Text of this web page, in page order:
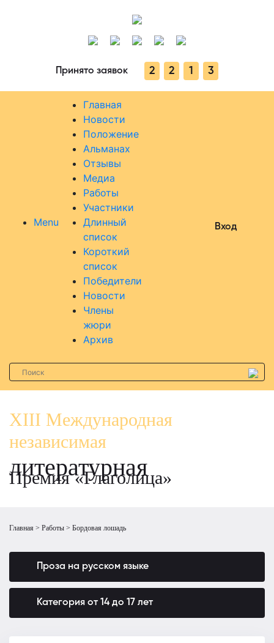
Принято заявок 2 2 1 3
Menu
Главная
Новости
Положение
Альманах
Отзывы
Медиа
Работы
Участники
Длинный
список
Короткий
список
Победители
Новости
Члены
жюри
Архив
Вход
XIII Международная
независимая
литературная
Премия «Глаголица»
Главная Работы Бордовая лошадь
Проза на русском языке
Категория от 14 до 17 лет